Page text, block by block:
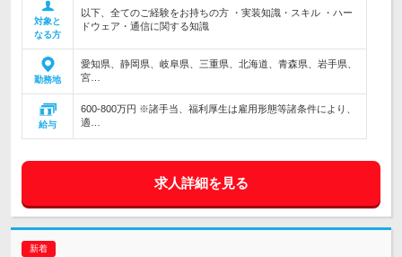
対象と
なる方
以下、全てのご経験をお持ちの方 ・実装知識・スキル ・ハー
ドウェア・通信に関する知識
勤務地
愛知県、静岡県、岐阜県、三重県、北海道、青森県、岩手県、
宮…
給与
600-800万円 ※諸手当、福利厚生は雇用形態等諸条件により、
適…
求人詳細を見る